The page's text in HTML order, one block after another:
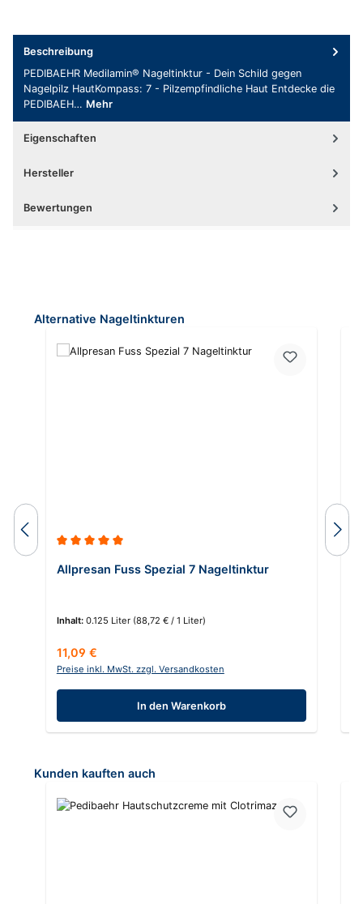
Beschreibung
PEDIBAEHR Medilamin® Nageltinktur - Dein Schild gegen
Nagelpilz HautKompass: 7 - Pilzempfindliche Haut Entdecke die
PEDIBAEH… Mehr
Eigenschaften
Hersteller
Bewertungen
Produktgalerie überspringen
Alternative Nageltinkturen
Allpresan Fuss Spezial 7 Nageltinktur
Inhalt: 0.125 Liter (88,72 € / 1 Liter)
Regulärer Preis:
11,09 €
Preise inkl. MwSt. zzgl. Versandkosten
In den Warenkorb
Produktgalerie überspringen
Kunden kauften auch